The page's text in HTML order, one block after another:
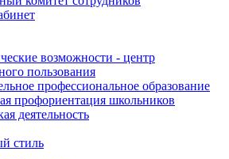
возможности - центр
пользования
профессиональное образование
профориентация школьников
деятельность
стиль